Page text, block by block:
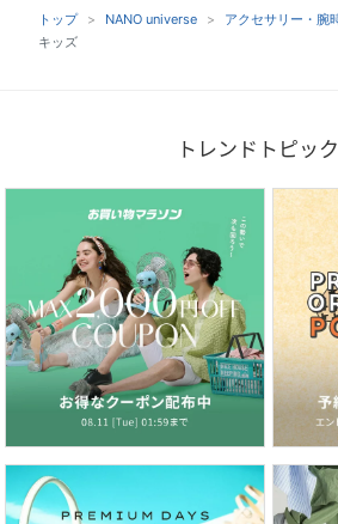
トップ NANO universe アクセサリー・腕
キッズ
トレンドトピッ